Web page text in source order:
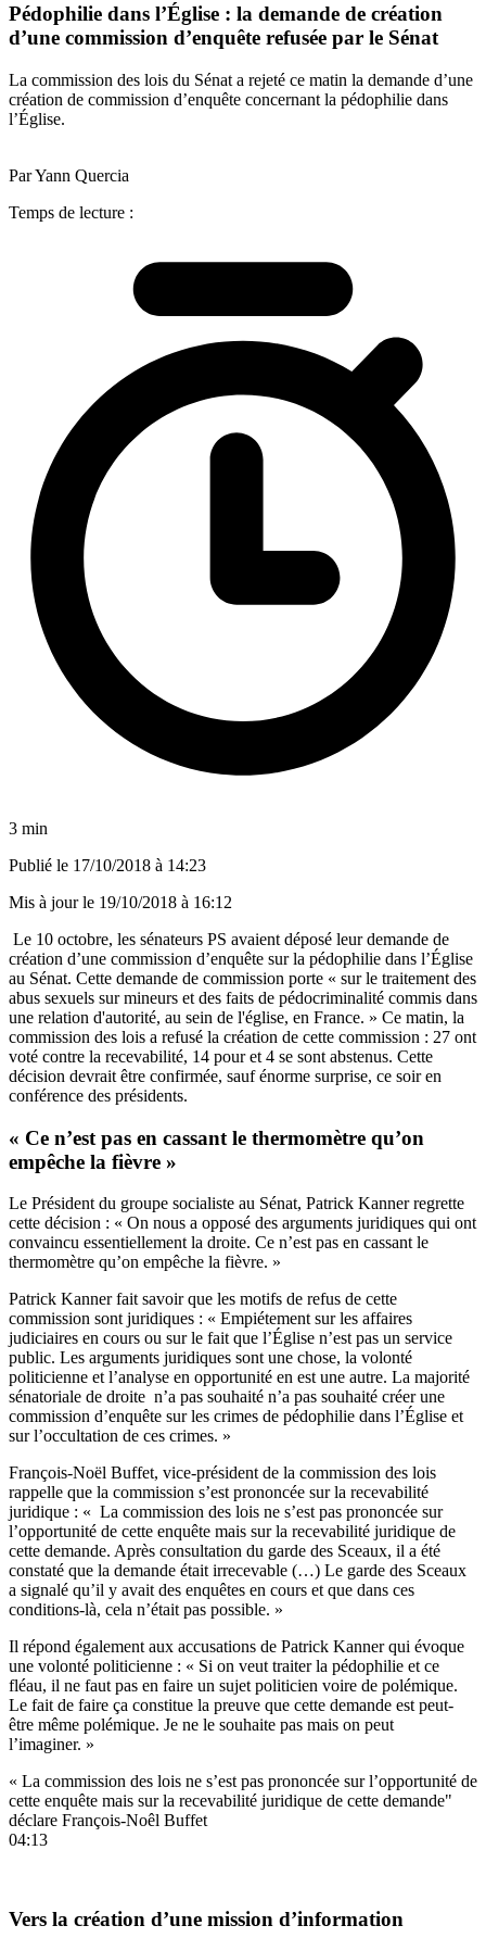
Pédophilie dans l’Église : la demande de création
d’une commission d’enquête refusée par le Sénat
La commission des lois du Sénat a rejeté ce matin la demande d’une
création de commission d’enquête concernant la pédophilie dans
l’Église.
Par Yann Quercia
Temps de lecture :
3 min
Publié le 17/10/2018 à 14:23
Mis à jour le 19/10/2018 à 16:12
Le 10 octobre, les sénateurs PS avaient déposé leur demande de
création d’une commission d’enquête sur la pédophilie dans l’Église
au Sénat. Cette demande de commission porte « sur le traitement des
abus sexuels sur mineurs et des faits de pédocriminalité commis dans
une relation d'autorité, au sein de l'église, en France. » Ce matin, la
commission des lois a refusé la création de cette commission : 27 ont
voté contre la recevabilité, 14 pour et 4 se sont abstenus. Cette
décision devrait être confirmée, sauf énorme surprise, ce soir en
conférence des présidents.
« Ce n’est pas en cassant le thermomètre qu’on
empêche la fièvre »
Le Président du groupe socialiste au Sénat, Patrick Kanner regrette
cette décision : « On nous a opposé des arguments juridiques qui ont
convaincu essentiellement la droite. Ce n’est pas en cassant le
thermomètre qu’on empêche la fièvre. »
Patrick Kanner fait savoir que les motifs de refus de cette
commission sont juridiques : « Empiétement sur les affaires
judiciaires en cours ou sur le fait que l’Église n’est pas un service
public. Les arguments juridiques sont une chose, la volonté
politicienne et l’analyse en opportunité en est une autre. La majorité
sénatoriale de droite n’a pas souhaité n’a pas souhaité créer une
commission d’enquête sur les crimes de pédophilie dans l’Église et
sur l’occultation de ces crimes. »
François-Noël Buffet, vice-président de la commission des lois
rappelle que la commission s’est prononcée sur la recevabilité
juridique : « La commission des lois ne s’est pas prononcée sur
l’opportunité de cette enquête mais sur la recevabilité juridique de
cette demande. Après consultation du garde des Sceaux, il a été
constaté que la demande était irrecevable (…) Le garde des Sceaux
a signalé qu’il y avait des enquêtes en cours et que dans ces
conditions-là, cela n’était pas possible. »
Il répond également aux accusations de Patrick Kanner qui évoque
une volonté politicienne : « Si on veut traiter la pédophilie et ce
fléau, il ne faut pas en faire un sujet politicien voire de polémique.
Le fait de faire ça constitue la preuve que cette demande est peut-
être même polémique. Je ne le souhaite pas mais on peut
l’imaginer. »
« La commission des lois ne s’est pas prononcée sur l’opportunité de
cette enquête mais sur la recevabilité juridique de cette demande"
déclare François-Noêl Buffet
04:13
Vers la création d’une mission d’information